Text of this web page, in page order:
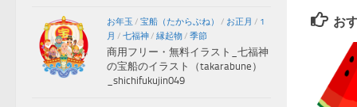
お
お年玉 / 宝船（たからぶね） / お正月 / 1
月 / 七福神/ 縁起物/ 季節
商用フリー・無料イラスト_七福神
の宝船のイラスト（takarabune）
_shichifukujin049